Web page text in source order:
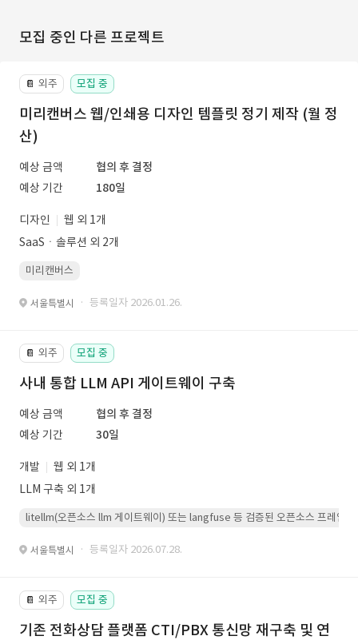
모집 중인 다른 프로젝트
📔 외주 모집 중
미리캔버스 웹/인쇄용 디자인 템플릿 정기 제작 (월 정
산)
예상 금액
협의 후 결정
예상 기간
180일
디자인
웹 외 1개
SaaSㆍ솔루션 외 2개
미리캔버스
서울특별시 · 등록일자 2026.01.26.
📔 외주 모집 중
사내 통합 LLM API 게이트웨이 구축
예상 금액
협의 후 결정
예상 기간
30일
개발
웹 외 1개
LLM 구축 외 1개
litellm(오픈소스 llm 게이트웨이) 또는 langfuse 등 검증된 오픈소스 프레임워
서울특별시 · 등록일자 2026.07.28.
📔 외주 모집 중
기존 전화상담 플랫폼 CTI/PBX 통신망 재구축 및 연